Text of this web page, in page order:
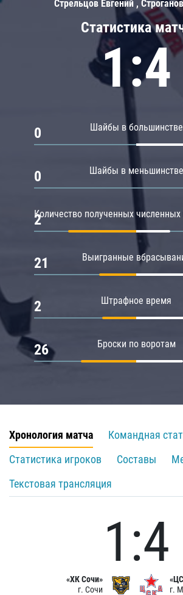
Статистика
1:4
Шайбы в большинстве
0
Шайбы в меньшинстве
0
Количество полученных
2
Выигранные
21
Штрафное время
2
Броски по воротам
26
Стрельцов Евгений ,
Хронология матча
Командная
Статистика игроков
Составы
Текстовая трансляция
«ХК Сочи»
г. Сочи
1:4
г.